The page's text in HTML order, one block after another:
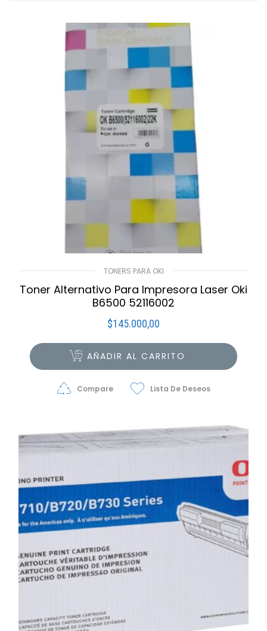
TONERS PARA OKI
Toner Alternativo Para Impresora Laser Oki
B6500 52116002
$145.000,00
AÑADIR AL CARRITO
Compare Lista De Deseos